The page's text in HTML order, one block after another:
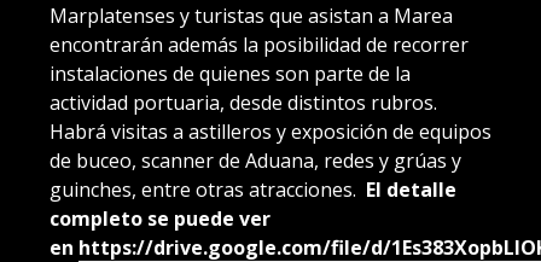
Marplatenses y turistas que asistan a Marea
encontrarán además la posibilidad de recorrer
instalaciones de quienes son parte de la
actividad portuaria, desde distintos rubros.
Habrá visitas a astilleros y exposición de equipos
de buceo, scanner de Aduana, redes y grúas y
guinches, entre otras atracciones. El detalle
completo se puede ver
en https://drive.google.com/file/d/